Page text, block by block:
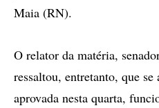
Maia (RN).
O relator da matéria,
ressaltou, entretanto, que se
aprovada nesta quarta,